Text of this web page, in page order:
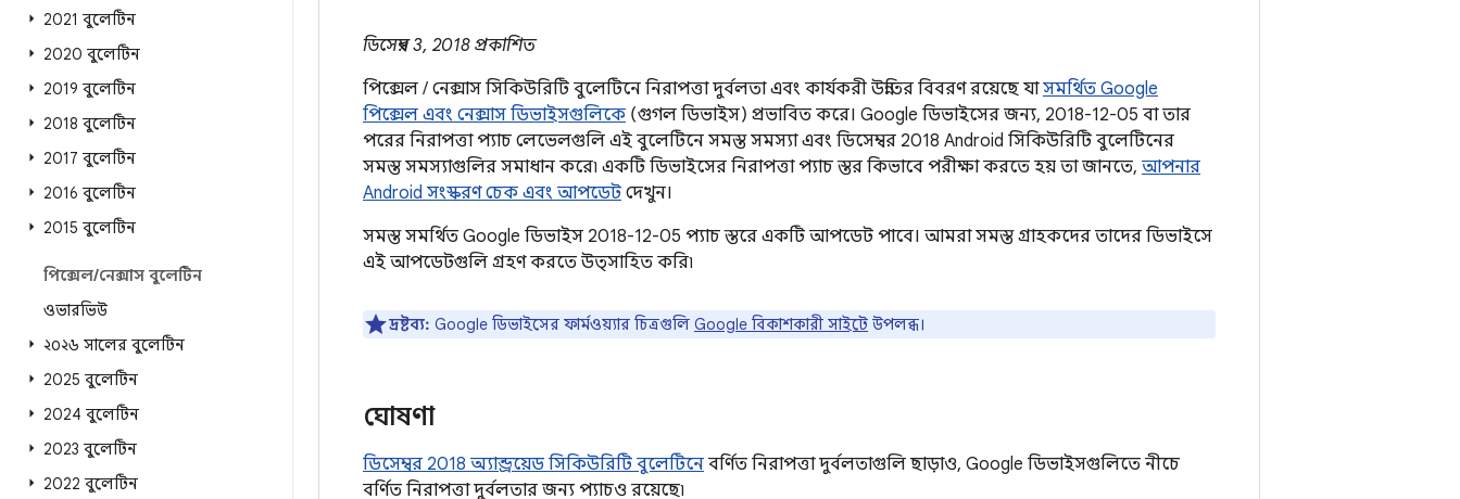
2021 বুলেটিন
2020 বুলেটিন
2019 বুলেটিন
2018 বুলেটিন
2017 বুলেটিন
2016 বুলেটিন
2015 বুলেটিন
পিক্সেল/নেক্সাস বুলেটিন
ওভারভিউ
২০২৬ সালের বুলেটিন
2025 বুলেটিন
2024 বুলেটিন
2023 বুলেটিন
2022 বুলেটিন
ডিসেম্বর 3, 2018 প্রকাশিত
পিক্সেল / নেক্সাস সিকিউরিটি বুলেটিনে নিরাপত্তা দুর্বলতা এবং কার্যকরী উন্নতির বিবরণ রয়েছে যাসমর্থিত Google
পিক্সেল এবং নেক্সাস ডিভাইসগুলিকে (গুগল ডিভাইস) প্রভাবিত করে। Google ডিভাইসের জন্য, 2018-12-05 বা তার
পরের নিরাপত্তা প্যাচ লেভেলগুলি এই বুলেটিনে সমস্ত সমস্যা এবং ডিসেম্বর 2018 Android সিকিউরিটি বুলেটিনের
সমস্ত সমস্যাগুলির সমাধান করে৷ একটি ডিভাইসের নিরাপত্তা প্যাচ স্তর কিভাবে পরীক্ষা করতে হয় তা জানতে, আপনার
Android সংস্করণ চেক এবং আপডেট দেখুন।
সমস্ত সমর্থিত Google ডিভাইস 2018-12-05 প্যাচ স্তরে একটি আপডেট পাবে। আমরা সমস্ত গ্রাহকদের তাদের ডিভাইসে
এই আপডেটগুলি গ্রহণ করতে উত্সাহিত করি৷
দ্রষ্টব্য: Google ডিভাইসের ফার্মওয়্যার চিত্রগুলি Google বিকাশকারী সাইটে উপলব্ধ।
ঘোষণা
ডিসেম্বর 2018 অ্যান্ড্রয়েড সিকিউরিটি বুলেটিনে বর্ণিত নিরাপত্তা দুর্বলতাগুলি ছাড়াও, Google ডিভাইসগুলিতে নীচে
বর্ণিত নিরাপত্তা দুর্বলতার জন্য প্যাচও রয়েছে৷